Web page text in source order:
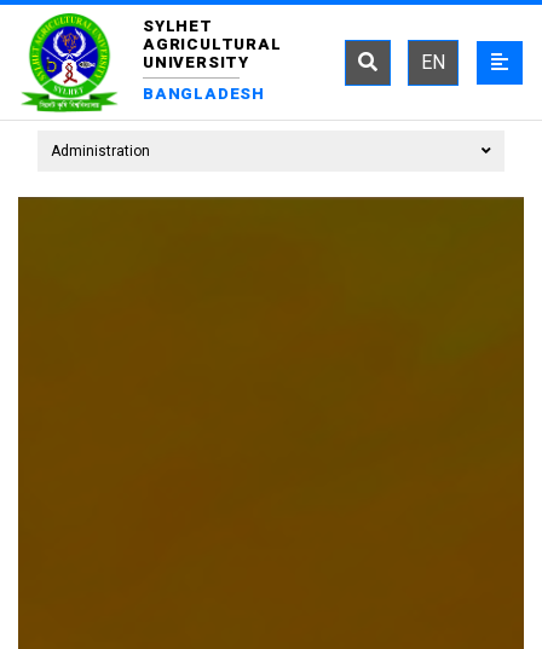
SYLHET
AGRICULTURAL
UNIVERSITY
BANGLADESH
EN
Administration